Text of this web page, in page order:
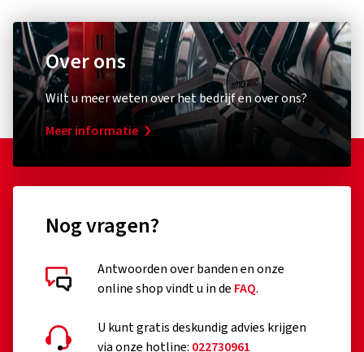
Gedetailleerde klantbeoordelingen
03/03/2026
Plattenreifen
(Vertalen)
Fietspomp
Schwalbe
Standpumpe SKS Air-X-Plorer 10.0
80,42 €
In winkelwagen
XLC
Over ons
Wilt u meer weten over het bedrijf en over ons?
Meer informatie
Nog vragen?
Antwoorden over banden en onze
online shop vindt u in de FAQ.
U kunt gratis deskundig advies krijgen
via onze hotline: 022730961